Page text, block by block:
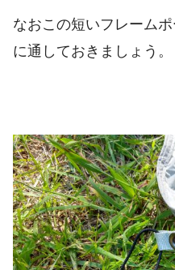
なおこの短いフレーム
に通しておきましょう。